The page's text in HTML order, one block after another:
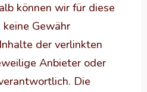
können wir für diese
Gewähr
der verlinkten
Anbieter oder
Die